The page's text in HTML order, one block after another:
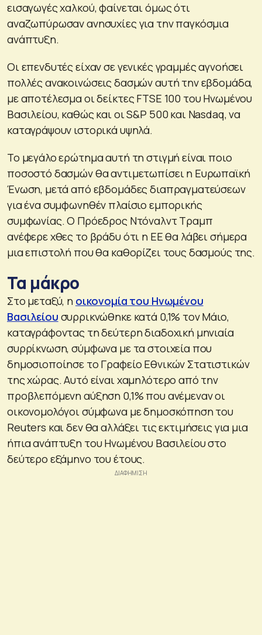
εισαγωγές χαλκού, φαίνεται όμως ότι
αναζωπύρωσαν ανησυχίες για την παγκόσμια
ανάπτυξη.
Οι επενδυτές είχαν σε γενικές γραμμές αγνοήσει
πολλές ανακοινώσεις δασμών αυτή την εβδομάδα,
με αποτέλεσμα οι δείκτες FTSE 100 του Ηνωμένου
Βασιλείου, καθώς και οι S&P 500 και Nasdaq, να
καταγράψουν ιστορικά υψηλά.
Το μεγάλο ερώτημα αυτή τη στιγμή είναι ποιο
ποσοστό δασμών θα αντιμετωπίσει η Ευρωπαϊκή
Ένωση, μετά από εβδομάδες διαπραγματεύσεων
για ένα συμφωνηθέν πλαίσιο εμπορικής
συμφωνίας. Ο Πρόεδρος Ντόναλντ Τραμπ
ανέφερε χθες το βράδυ ότι η ΕΕ θα λάβει σήμερα
μια επιστολή που θα καθορίζει τους δασμούς της.
Τα μάκρο
Στο μεταξύ, η οικονομία του Ηνωμένου
Βασιλείου συρρικνώθηκε κατά 0,1% τον Μάιο,
καταγράφοντας τη δεύτερη διαδοχική μηνιαία
συρρίκνωση, σύμφωνα με τα στοιχεία που
δημοσιοποίησε το Γραφείο Εθνικών Στατιστικών
της χώρας. Αυτό είναι χαμηλότερο από την
προβλεπόμενη αύξηση 0,1% που ανέμεναν οι
οικονομολόγοι σύμφωνα με δημοσκόπηση του
Reuters και δεν θα αλλάξει τις εκτιμήσεις για μια
ήπια ανάπτυξη του Ηνωμένου Βασιλείου στο
δεύτερο εξάμηνο του έτους.